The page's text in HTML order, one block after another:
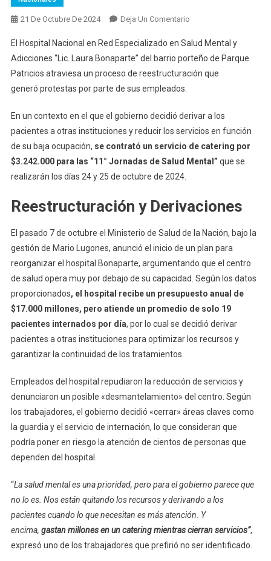
21 De Octubre De 2024 Deja Un ComentarioEn
El
Recorte
Del
Hospital
Bonaparte
Contratan
Un
Dos
Eventos
El Hospital Nacional en Red Especializado en Salud Mental y
Adicciones “Lic. Laura Bonaparte” del barrio porteño de Parque
Patricios atraviesa un proceso de reestructuración que
generó protestas por parte de sus empleados.
En un contexto en el que el gobierno decidió derivar a los
pacientes a otras instituciones y reducir los servicios en función
de su baja ocupación, se contrató un servicio de catering por
$3.242.000 para las “11° Jornadas de Salud Mental” que se
realizarán los días 24 y 25 de octubre de 2024.
Reestructuración y Derivaciones
El pasado 7 de octubre el Ministerio de Salud de la Nación, bajo la
gestión de Mario Lugones, anunció el inicio de un plan para
reorganizar el hospital Bonaparte, argumentando que el centro
de salud opera muy por debajo de su capacidad. Según los datos
proporcionados, el hospital recibe un presupuesto anual de
$17.000 millones, pero atiende un promedio de solo 19
pacientes internados por día, por lo cual se decidió derivar
pacientes a otras instituciones para optimizar los recursos y
garantizar la continuidad de los tratamientos.
Empleados del hospital repudiaron la reducción de servicios y
denunciaron un posible «desmantelamiento» del centro. Según
los trabajadores, el gobierno decidió «cerrar» áreas claves como
la guardia y el servicio de internación, lo que consideran que
podría poner en riesgo la atención de cientos de personas que
dependen del hospital.
“La salud mental es una prioridad, pero para el gobierno parece que
no lo es. Nos están quitando los recursos y derivando a los
pacientes cuando lo que necesitan es más atención. Y
encima, gastan millones en un catering mientras cierran servicios”,
expresó uno de los trabajadores que prefirió no ser identificado.